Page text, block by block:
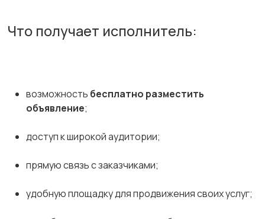
Что получает исполнитель:
возможность бесплатно разместить
объявление;
доступ к широкой аудитории;
прямую связь с заказчиками;
удобную площадку для продвижения своих услуг;